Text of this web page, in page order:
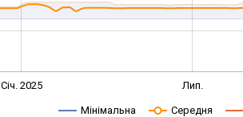
Січ. 2025 Лип.
Мінімальна Середня